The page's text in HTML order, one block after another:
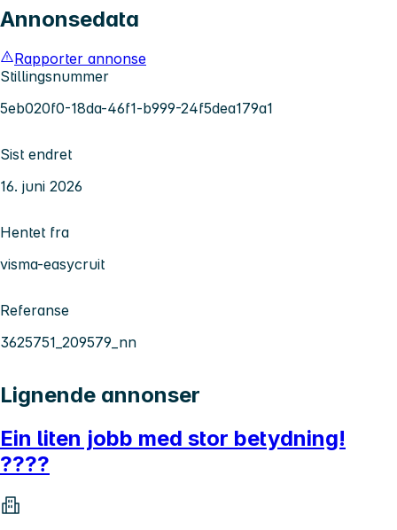
Annonsedata
Rapporter annonse
Stillingsnummer
5eb020f0-18da-46f1-b999-24f5dea179a1
Sist endret
16. juni 2026
Hentet fra
visma-easycruit
Referanse
3625751_209579_nn
Lignende annonser
Ein liten jobb med stor betydning!
????